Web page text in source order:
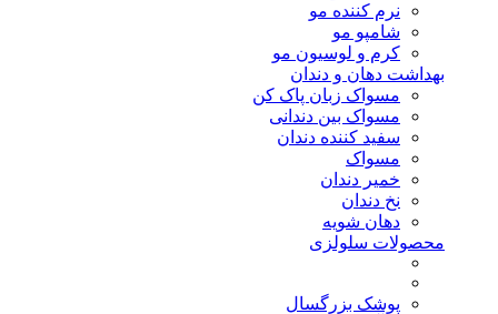
نرم کننده مو
شامپو مو
کرم و لوسیون مو
بهداشت دهان و دندان
مسواک زبان پاک کن
مسواک بین دندانی
سفید کننده دندان
مسواک
خمیر دندان
نخ دندان
دهان شویه
محصولات سلولزی
پوشک بزرگسال